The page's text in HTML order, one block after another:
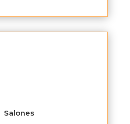
Salones